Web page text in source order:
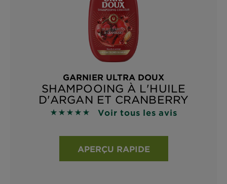
GARNIER ULTRA DOUX
SHAMPOOING À L'HUILE
D'ARGAN ET CRANBERRY
4.9118 sur 5 étoiles basé sur les avis
Voir tous les avis
APERÇU RAPIDE